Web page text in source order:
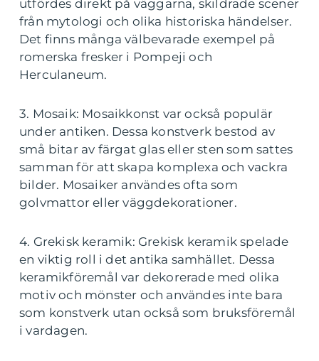
utfördes direkt på väggarna, skildrade scener
från mytologi och olika historiska händelser.
Det finns många välbevarade exempel på
romerska fresker i Pompeji och
Herculaneum.
3. Mosaik: Mosaikkonst var också populär
under antiken. Dessa konstverk bestod av
små bitar av färgat glas eller sten som sattes
samman för att skapa komplexa och vackra
bilder. Mosaiker användes ofta som
golvmattor eller väggdekorationer.
4. Grekisk keramik: Grekisk keramik spelade
en viktig roll i det antika samhället. Dessa
keramikföremål var dekorerade med olika
motiv och mönster och användes inte bara
som konstverk utan också som bruksföremål
i vardagen.